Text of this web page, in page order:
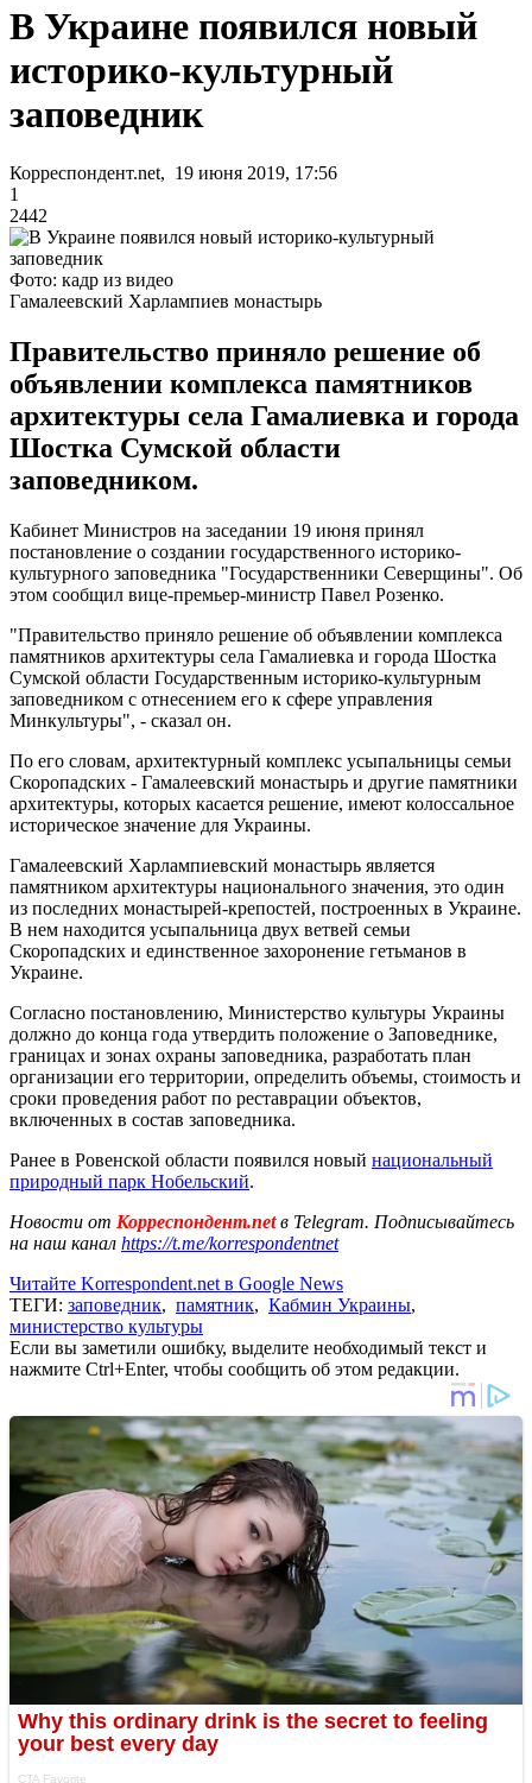
В Украине появился новый
историко-культурный
заповедник
Корреспондент.net, 19 июня 2019, 17:56
1
2442
Фото: кадр из видео
Гамалеевский Харлампиев монастырь
Правительство приняло решение об
объявлении комплекса памятников
архитектуры села Гамалиевка и города
Шостка Сумской области
заповедником.
Кабинет Министров на заседании 19 июня принял
постановление о создании государственного историко-
культурного заповедника "Государственники Северщины". Об
этом сообщил вице-премьер-министр Павел Розенко.
"Правительство приняло решение об объявлении комплекса
памятников архитектуры села Гамалиевка и города Шостка
Сумской области Государственным историко-культурным
заповедником с отнесением его к сфере управления
Минкультуры", - сказал он.
По его словам, архитектурный комплекс усыпальницы семьи
Скоропадских - Гамалеевский монастырь и другие памятники
архитектуры, которых касается решение, имеют колоссальное
историческое значение для Украины.
Гамалеевский Харлампиевский монастырь является
памятником архитектуры национального значения, это один
из последних монастырей-крепостей, построенных в Украине.
В нем находится усыпальница двух ветвей семьи
Скоропадских и единственное захоронение гетьманов в
Украине.
Согласно постановлению, Министерство культуры Украины
должно до конца года утвердить положение о Заповеднике,
границах и зонах охраны заповедника, разработать план
организации его территории, определить объемы, стоимость и
сроки проведения работ по реставрации объектов,
включенных в состав заповедника.
Ранее в Ровенской области появился новый национальный
природный парк Нобельский.
Новости от Корреспондент.netв Telegram. Подписывайтесь
на наш канал https://t.me/korrespondentnet
Читайте Korrespondent.net в Google News
ТЕГИ: заповедник, памятник, Кабмин Украины,
министерство культуры
Если вы заметили ошибку, выделите необходимый текст и
нажмите Ctrl+Enter, чтобы сообщить об этом редакции.